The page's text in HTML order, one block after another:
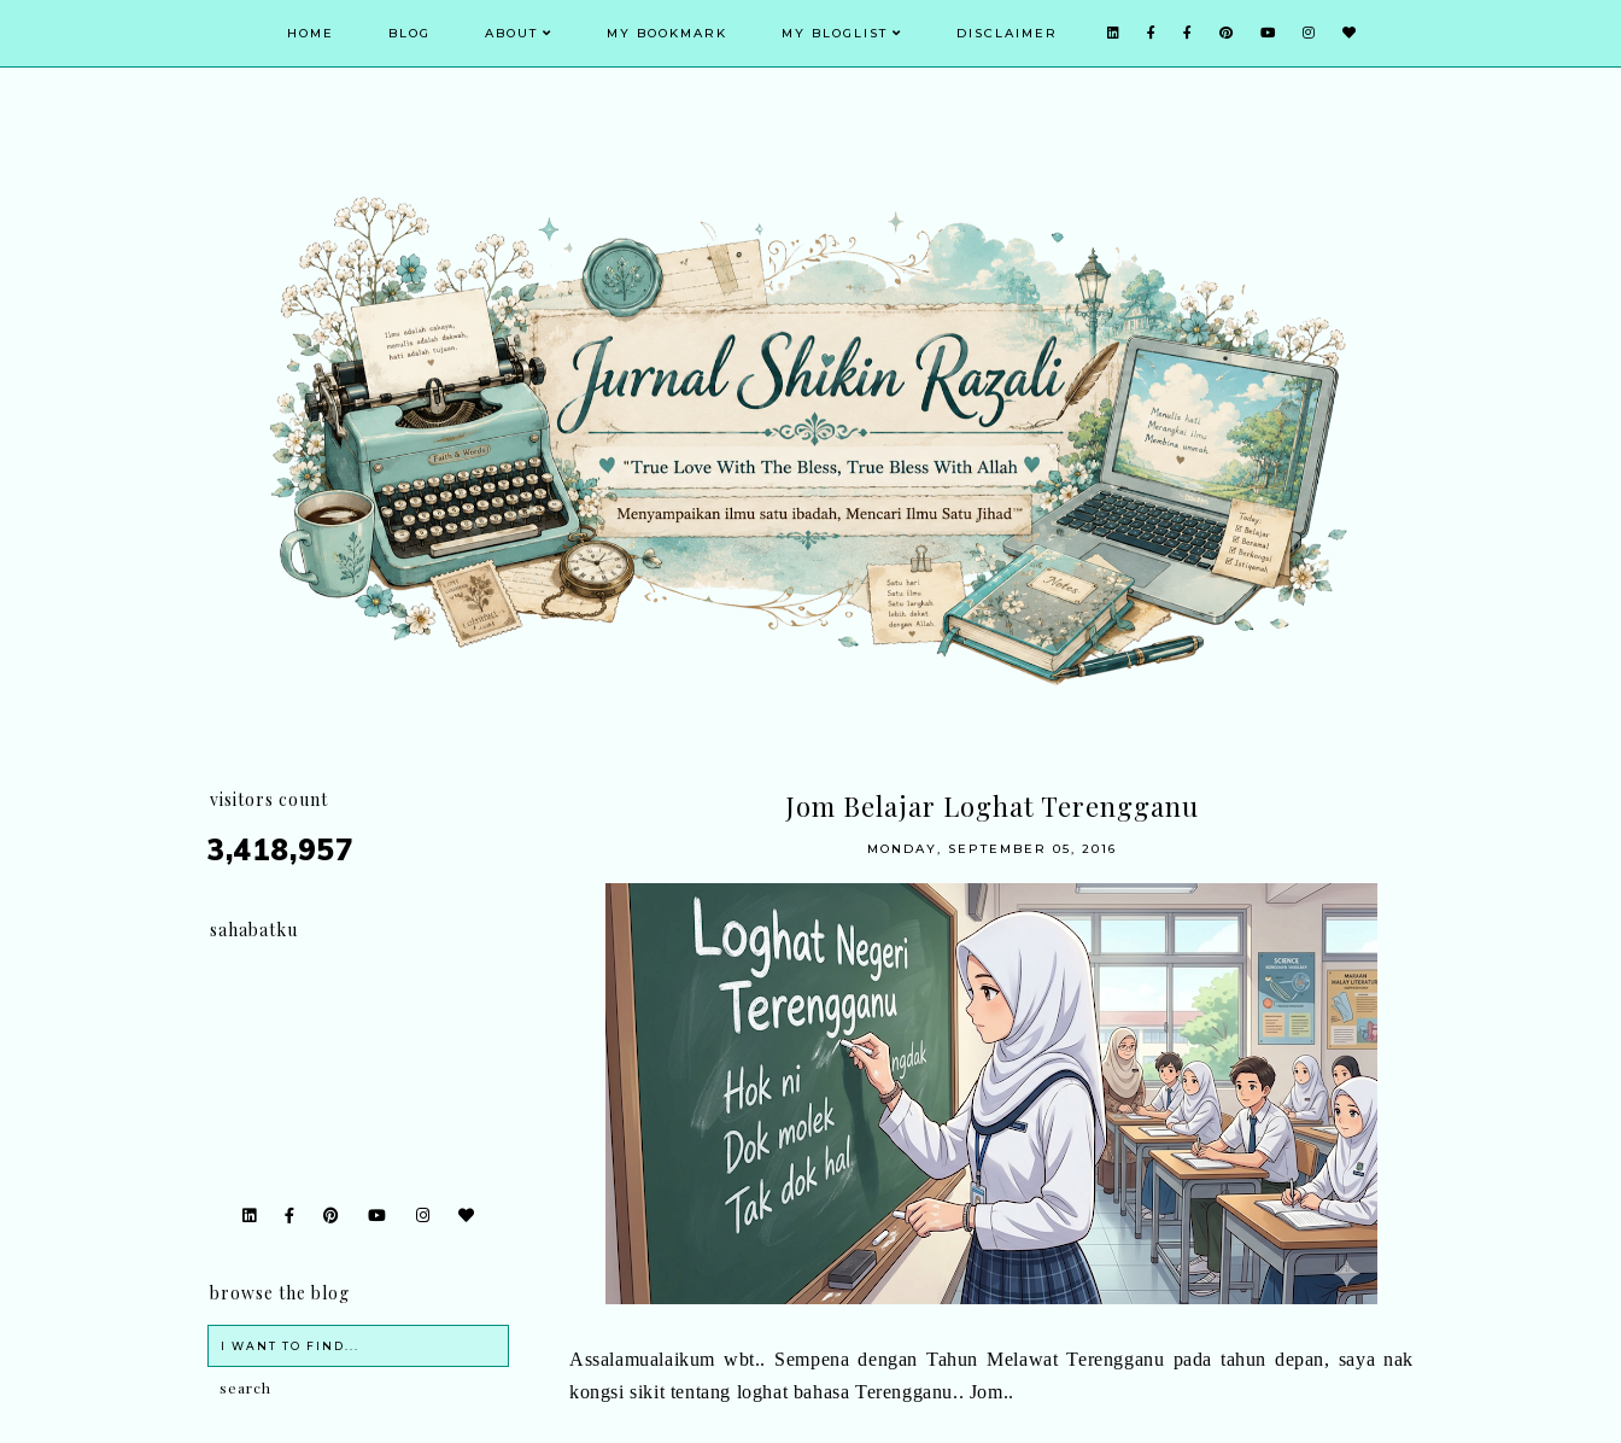
HOME BLOG ABOUT MY BOOKMARK MY BLOGLIST DISCLAIMER
Jom Belajar Loghat Terengganu
MONDAY, SEPTEMBER 05, 2016
Assalamualaikum wbt.. Sempena dengan Tahun Melawat Terengganu pada tahun depan, saya nak
kongsi sikit tentang loghat bahasa Terengganu.. Jom..
visitors count
3,418,957
sahabatku
browse the blog